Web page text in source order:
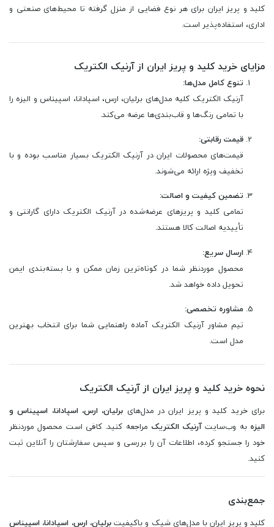
کلید و پریز ایران برای هر نوع فضایی از منزل گرفته تا محیط‌های صنعتی و
اداری، استفاده‌پذیر است.
مزایای خرید کلید و پریز ایران از آرنیک الکتریک
تنوع کامل مدل‌ها:
آرنیک الکتریک کلیه مدل‌های برلیان، ارس، اسپادانا، اسپیناس و الیزه را
با تمامی رنگ‌ها و قاب‌بندی‌ها عرضه می‌کند.
قیمت رقابتی:
قیمت‌های محصولات ایران در آرنیک الکتریک بسیار مناسب بوده و با
تخفیف ویژه ارائه می‌شوند.
تضمین کیفیت و اصالت:
تمامی کلید و پریزهای عرضه‌شده در آرنیک الکتریک دارای گارانتی و
تأییدیه اصالت کالا هستند.
ارسال سریع:
محصول موردنظر شما در کوتاه‌ترین زمان ممکن و با بسته‌بندی ایمن
تحویل داده خواهد شد.
مشاوره تخصصی:
تیم مشاور آرنیک الکتریک آماده راهنمایی شما برای انتخاب بهترین
مدل است.
نحوه خرید کلید و پریز ایران از آرنیک الکتریک
برای خرید کلید و پریز ایران در مدل‌های برلیان، ارس، اسپادانا، اسپیناس و
الیزه به وب‌سایت آرنیک الکتریک مراجعه کنید. کافی است محصول موردنظر
خود را جستجو کرده، اطلاعات آن را بررسی و سپس سفارشتان را آنلاین ثبت
کنید.
جمع‌بندی
کلید و پریز ایران با مدل‌های شیک و باکیفیتبرلیان، ارس، اسپادانا، اسپیناس